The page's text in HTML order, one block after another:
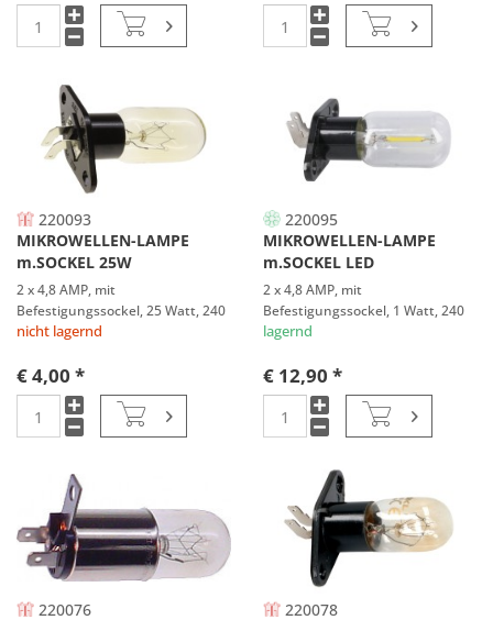
220093
MIKROWELLEN-LAMPE
m.SOCKEL 25W
2 x 4,8 AMP, mit
Befestigungssockel, 25 Watt, 240
Volt
nicht lagernd
€ 4,00 *
220095
MIKROWELLEN-LAMPE
m.SOCKEL LED
2 x 4,8 AMP, mit
Befestigungssockel, 1 Watt, 240
Volt
lagernd
€ 12,90 *
220076
220078